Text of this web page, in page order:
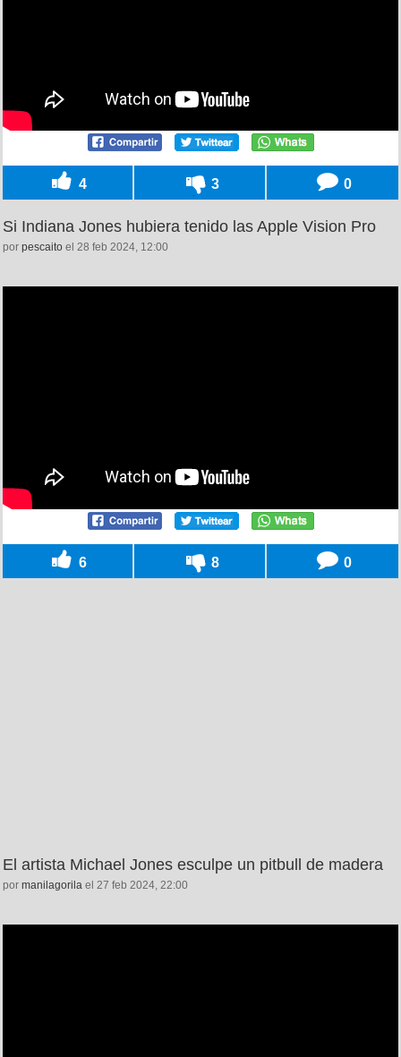
4 3 0
Si Indiana Jones hubiera tenido las Apple Vision Pro
por pescaito el 28 feb 2024, 12:00
6 8 0
El artista Michael Jones esculpe un pitbull de madera
por manilagorila el 27 feb 2024, 22:00